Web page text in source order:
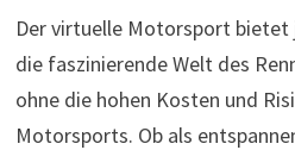
Der virtuelle Motorsport
die faszinierende Welt des
ohne die hohen Kosten und
Motorsports. Ob als